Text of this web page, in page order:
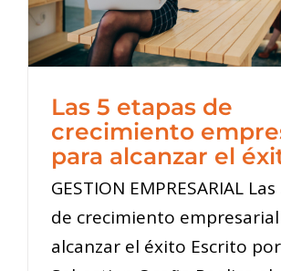
Las 5 etapas de
crecimiento
para alcanzar el
GESTION EMPRESARIAL
de crecimiento
alcanzar el éxito Escrito